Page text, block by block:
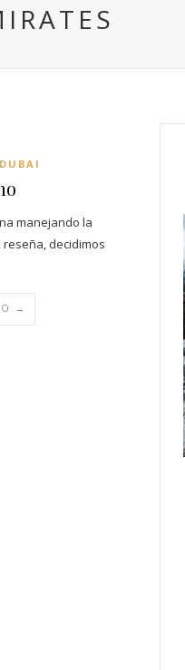
DUBAI
manejando la
decidimos
→